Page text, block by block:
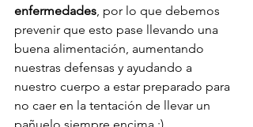
enfermedades , por lo que debemos
prevenir que esto pase llevando una
buena alimentación, aumentando
nuestras defensas y ayudando a
nuestro cuerpo a estar preparado para
no caer en la tentación de llevar un
pañuelo siempre encima ;)